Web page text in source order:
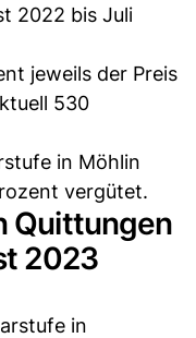
2022 bis Juli
jeweils der Preis
530
in Möhlin
vergütet.
Quittungen
2023
in